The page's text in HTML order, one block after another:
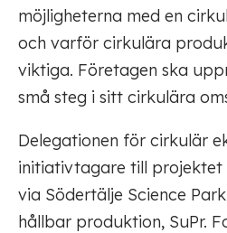
möjligheterna med en
och varför cirkulära
viktiga. Företagen ska
små steg i sitt cirkulära
Delegationen för cirkulär
initiativtagare till projektet
via Södertälje Science
hållbar produktion, SuPr.